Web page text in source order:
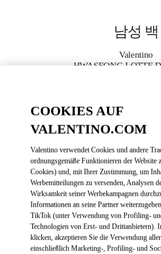
남성 백
Valentino
HWASEONG LOTTE
자세한 정보
ZUR
COOKIES AUF
VALENTINO.COM
Valentino verwendet Cookies und andere
ordnungsgemäße Funktionieren der Website
Cookies) und, mit Ihrer Zustimmung, um
Werbemitteilungen zu versenden, Analysen
Wirksamkeit seiner Werbekampagnen
Informationen an seine Partner
TikTok (unter Verwendung von Profiling-
Technologien von Erst- und Drittanbietern).
klicken, akzeptieren Sie die Verwendung
einschließlich Marketing-, Profiling- und